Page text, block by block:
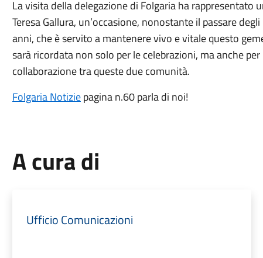
La visita della delegazione di Folgaria ha
Teresa Gallura, un’occasione, nonostante il passare degli
anni, che è servito a mantenere vivo e vitale questo
sarà ricordata non solo per le celebrazioni, ma anche
collaborazione tra queste due comunità.
Folgaria Notiziepagina n.60 parla di noi!
A cura di
Ufficio Comunicazioni